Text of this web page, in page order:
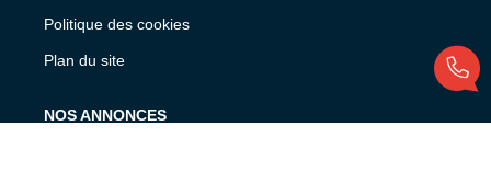
Politique des cookies
Plan du site
NOS ANNONCES